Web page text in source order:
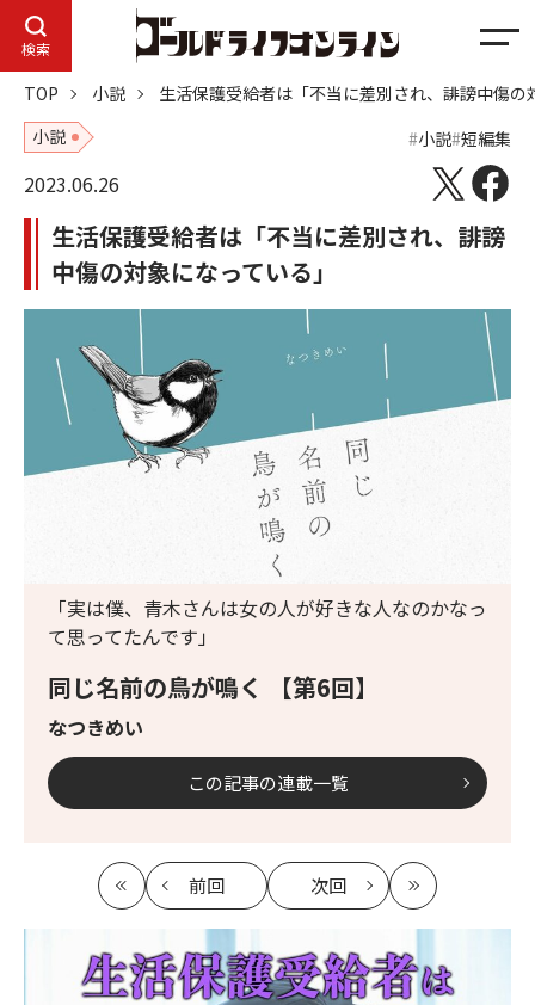
検索
メ
ニ
ュ
ー
TOP 小説
生活保護受給者は「不当に差別され、誹謗中傷の
小説
小説 短編集
2023.06.26
生活保護受給者は「不当に差別され、誹謗
中傷の対象になっている」
同じ名前の鳥が鳴く 【第6回】
なつきめい
「実は僕、青木さんは女の人が好きな人なのかなっ
て思ってたんです」
この記事の連載一覧
最
前回
記
事
へ
次回
事
へ
最
新